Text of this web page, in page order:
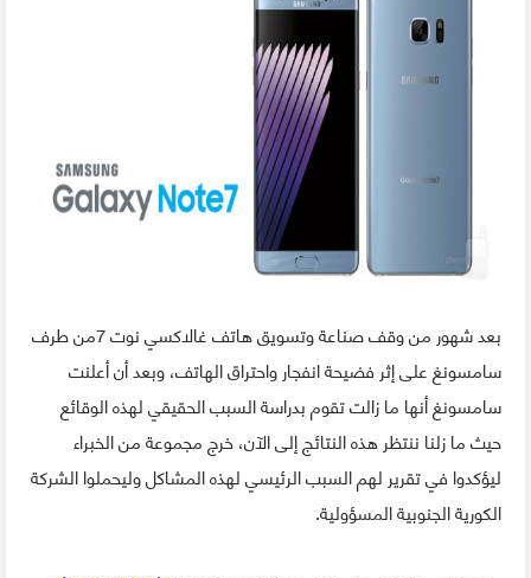
بعد شهور من وقف صناعة وتسويق هاتف غالاكسي نوت 7من طرف
سامسونغ على إثر فضيحة انفجار واحتراق الهاتف، وبعد أن أعلنت
سامسونغ أنها ما زالت تقوم بدراسة السبب الحقيقي لهذه الوقائع
حيث ما زلنا ننتظر هذه النتائج إلى الآن، خرج مجموعة من الخبراء
ليؤكدوا في تقرير لهم السبب الرئيسي لهذه المشاكل وليحملوا الشركة
الكورية الجنوبية المسؤولية.